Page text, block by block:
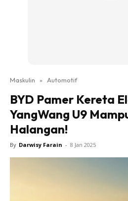
Maskulin » Automotif
BYD Pamer Kereta
YangWang U9
Halangan!
By Darwisy Farain - 8 Jan 2025